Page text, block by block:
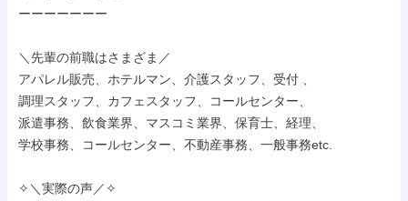
ーーーーーーー
＼先輩の前職はさまざま／
アパレル販売、ホテルマン、介護スタッフ、受付 、
調理スタッフ、カフェスタッフ、コールセンター、
派遣事務、飲食業界、マスコミ業界、保育士、経理、
学校事務、コールセンター、不動産事務、一般事務etc.
✧＼実際の声／✧